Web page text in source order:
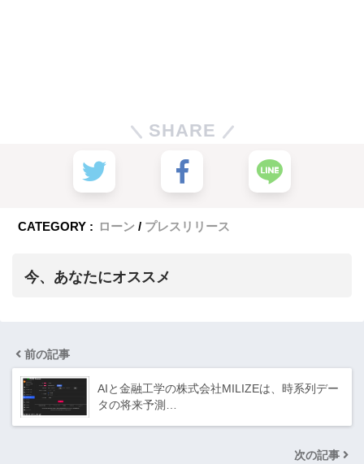
SHARE
CATEGORY : ローン プレスリリース
今、あなたにオススメ
前の記事
AIと金融工学の株式会社MILIZEは、時系列デー
タの将来予測…
次の記事